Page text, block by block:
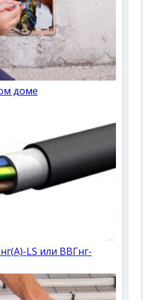
доме
LS или ВВГнг-